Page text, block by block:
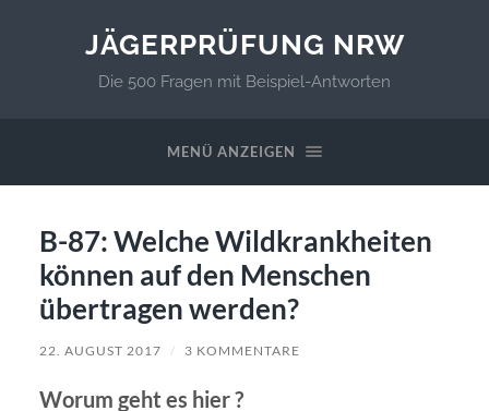
JÄGERPRÜFUNG NRW
Die 500 Fragen mit Beispiel-Antworten
MENÜ ANZEIGEN
B-87: Welche Wildkrankheiten
können auf den Menschen
übertragen werden?
22. AUGUST 2017 / 3 KOMMENTARE
Worum geht es hier ?